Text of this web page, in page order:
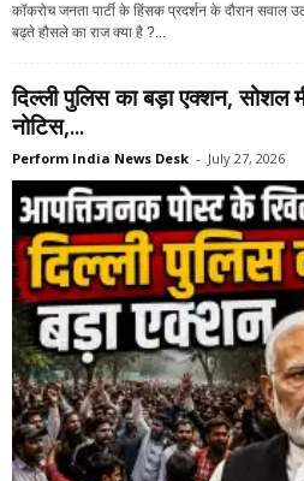
कॉकरोच जनता पार्टी के हिंसक प्रदर्शन के दौरान सवाल
बढ़ते हौसले का राज क्या है ?...
दिल्ली पुलिस का बड़ा एक्शन, सोशल
नोटिस,...
Perform India News Desk - July 27, 2026